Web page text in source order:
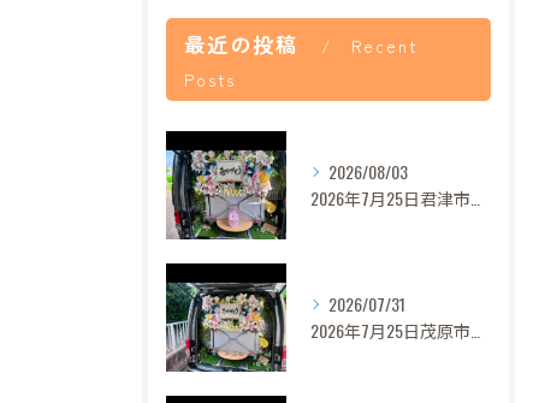
最近の投稿
Recent
Posts
2026/08/03
2026/07/31